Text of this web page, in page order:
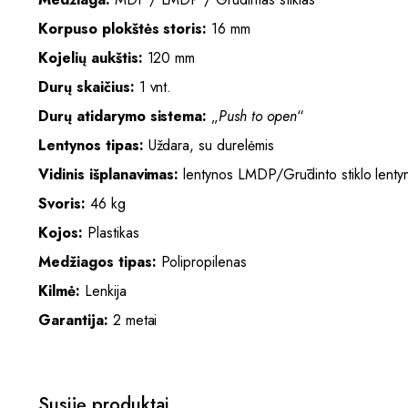
Korpuso plokštės storis: 16 mm
Kojelių aukštis: 120 mm
Durų skaičius: 1 vnt.
Durų atidarymo sistema: „Push to open“
Lentynos tipas: Uždara, su durelėmis
Vidinis išplanavimas: lentynos LMDP/Grūdinto stiklo
Svoris: 46 kg
Kojos: Plastikas
Medžiagos tipas: Polipropilenas
Kilmė: Lenkija
Garantija: 2 metai